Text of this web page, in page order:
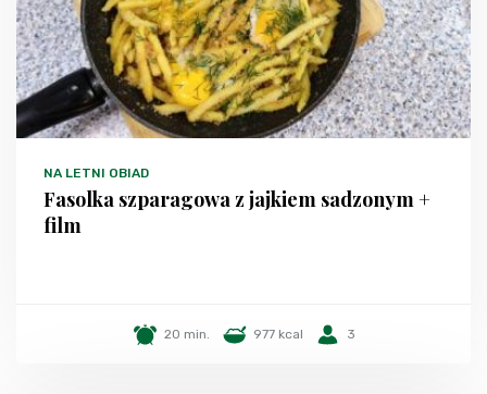
NA LETNI OBIAD
Fasolka szparagowa z jajkiem sadzonym +
film
20 min. 977 kcal 3